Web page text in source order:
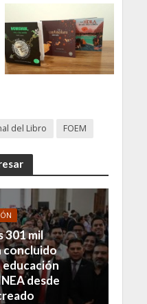
del Libro FOEM
301 mil
concluido
educación
desde